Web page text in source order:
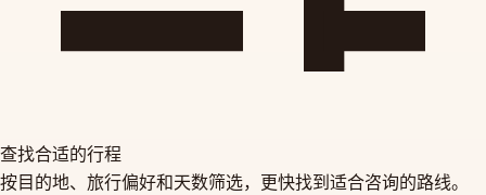
查找合适的行程
按目的地、旅行偏好和天数筛选，更快找到适合咨询的路线。